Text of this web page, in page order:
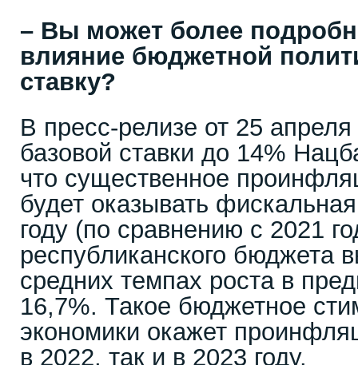
– Вы может более
влияние бюджетной
ставку?
В пресс-релизе от 25
базовой ставки до 14%
что существенное
будет оказывать
году (по сравнению с 2021
республиканского бюджета
средних темпах роста в
16,7%. Такое бюджетное
экономики окажет
в 2022, так и в 2023 году.